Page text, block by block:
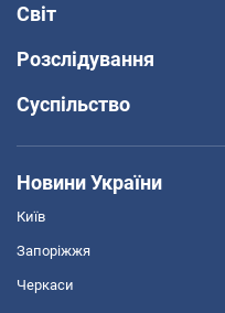
Світ
Розслідування
Суспільство
Новини України
Київ
Запоріжжя
Черкаси